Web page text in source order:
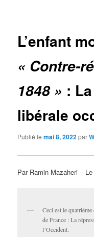
L’enfant
« Contre-
1848 » :
libérale
Publié lemai 8, 2022par
Par Ramin Mazaheri –
Ceci est le
de France : La
l’Occident.